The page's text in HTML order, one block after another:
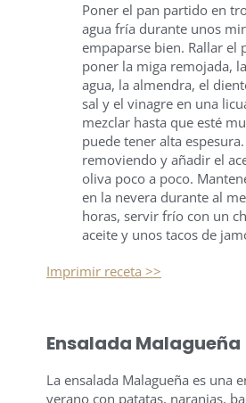
Poner el pan partido en
agua fría durante unos
empaparse bien. Rallar el
poner la miga remojada,
agua, la almendra, el
sal y el vinagre en una
mezclar hasta que esté
puede tener alta
removiendo y añadir el
oliva poco a poco.
en la nevera durante al
horas, servir frío con un
aceite y unos tacos de
Imprimir receta >>
Ensalada Malagueña
La ensalada Malagueña es una
verano con patatas, naranjas,